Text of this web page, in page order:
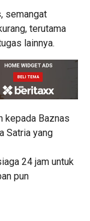
semangat
terutama
lainnya.
kepada Baznas
Satria yang
24 jam untuk
pun